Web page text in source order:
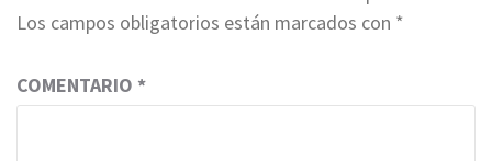
Los campos obligatorios están marcados con *
COMENTARIO *